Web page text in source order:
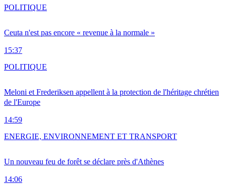
Ceuta n'est pas encore « revenue à la normale »
15:37
POLITIQUE
Meloni et Frederiksen appellent à la protection de l'héritage chrétien
de l'Europe
14:59
POLITIQUE
Un nouveau feu de forêt se déclare près d'Athènes
14:06
ENERGIE, ENVIRONNEMENT ET TRANSPORT